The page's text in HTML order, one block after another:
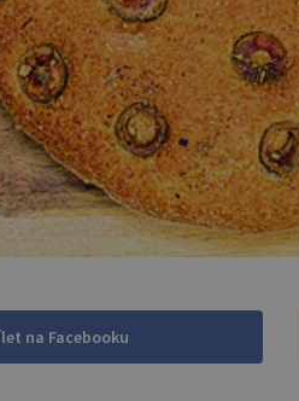
na Facebooku